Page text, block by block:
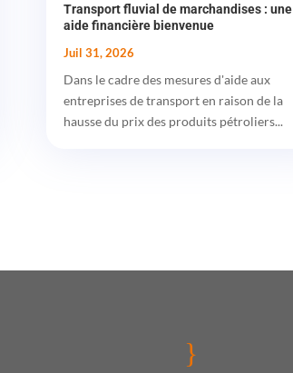
Transport fluvial de marchandises : une
aide financière bienvenue
Juil 31, 2026
Dans le cadre des mesures d'aide aux
entreprises de transport en raison de la
hausse du prix des produits pétroliers...
}